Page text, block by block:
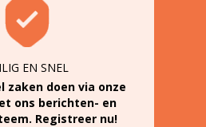
EN SNEL
zaken doen via onze
ons berichten- en
Registreer nu!